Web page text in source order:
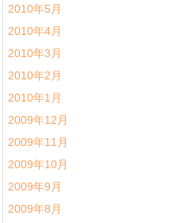
2010年5月
2010年4月
2010年3月
2010年2月
2010年1月
2009年12月
2009年11月
2009年10月
2009年9月
2009年8月